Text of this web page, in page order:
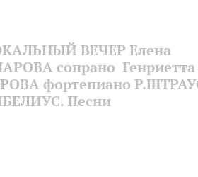
ВЕЧЕР Елена
сопрано Генриетта
фортепиано
Песни